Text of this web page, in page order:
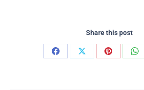
Share this post